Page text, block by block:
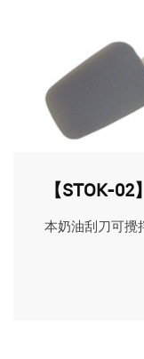
【STOK-
本奶油刮刀可攪